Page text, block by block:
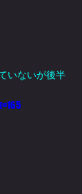
いないが後半